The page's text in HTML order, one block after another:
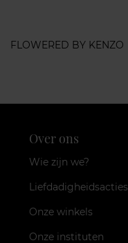
FLOWERED BY KENZO
Over ons
Wie zijn we?
Liefdadigheidsacties
Onze winkels
Onze instituten